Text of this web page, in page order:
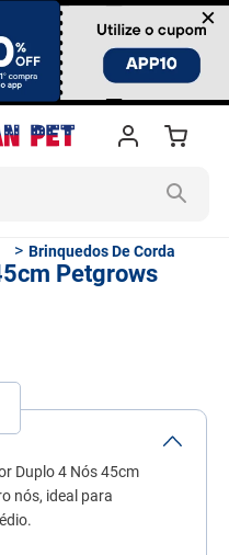
×
Brinquedos De Corda
Petgrows
Duplo 4 Nós 45cm
nós, ideal para
MAIS BUSCADOS
ração cachorro
areia
ração
ração úmida
fórmula natural